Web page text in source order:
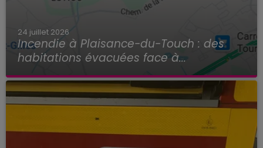
24 juillet 2026
Incendie à Plaisance-du-Touch : des
habitations évacuées face à...